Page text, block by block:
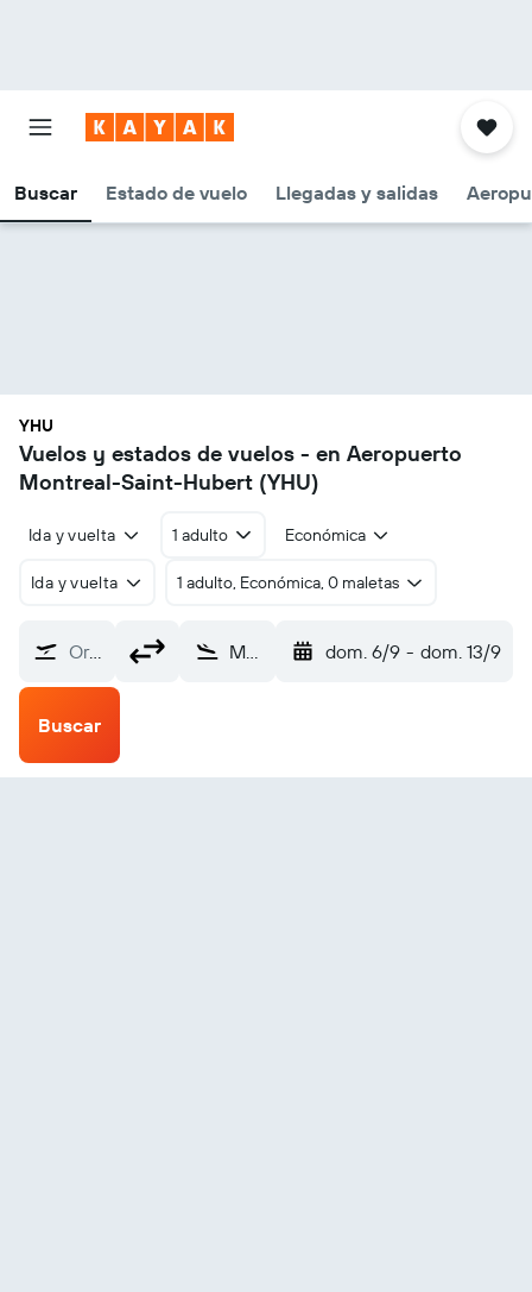
Buscar Estado de vuelo Llegadas y salidas
YHU
Vuelos y estados de vuelos - en Aeropuerto
Montreal-Saint-Hubert (YHU)
Ida y vuelta 1 adulto Económica
Ida y vuelta 1 adulto, Económica, 0 maletas
Origen Montreal-Saint-Hubert (YHU) dom. 6/9 - dom. 13/9
Buscar